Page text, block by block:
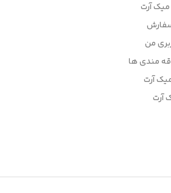
آرت
من
مندی ها
آرت
آرت